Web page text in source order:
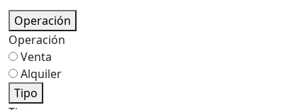
Operación
Operación
Venta
Alquiler
Tipo